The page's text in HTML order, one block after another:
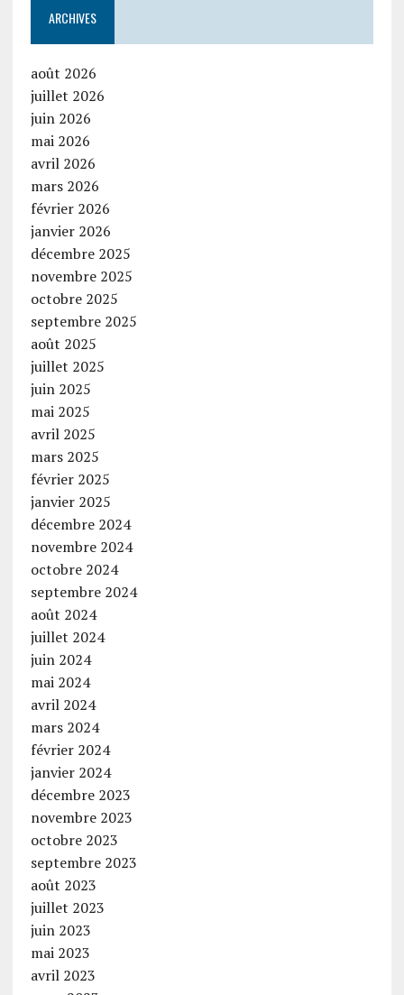
ARCHIVES
août 2026
juillet 2026
juin 2026
mai 2026
avril 2026
mars 2026
février 2026
janvier 2026
décembre 2025
novembre 2025
octobre 2025
septembre 2025
août 2025
juillet 2025
juin 2025
mai 2025
avril 2025
mars 2025
février 2025
janvier 2025
décembre 2024
novembre 2024
octobre 2024
septembre 2024
août 2024
juillet 2024
juin 2024
mai 2024
avril 2024
mars 2024
février 2024
janvier 2024
décembre 2023
novembre 2023
octobre 2023
septembre 2023
août 2023
juillet 2023
juin 2023
mai 2023
avril 2023